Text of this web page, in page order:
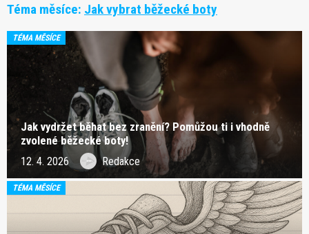
Téma měsíce: Jak vybrat běžecké boty
TÉMA MĚSÍCE
Jak vydržet běhat bez zranění? Pomůžou ti i vhodně
zvolené běžecké boty!
12. 4. 2026 Redakce
TÉMA MĚSÍCE